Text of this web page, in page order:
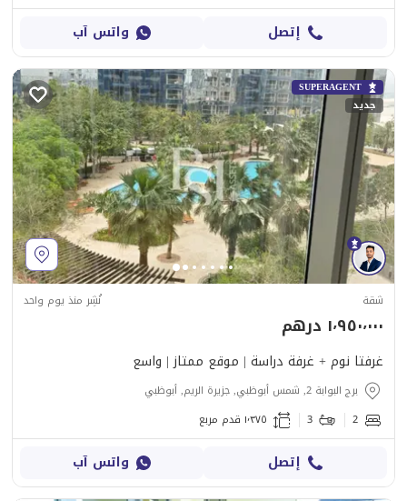
إتصل واتس آب
SUPERAGENT
جديد
شقة نُشِر منذ يوم واحد
١٬٩٥٠٬٠٠٠ درهم
غرفتا نوم + غرفة دراسة | موقع ممتاز | واسع
برج البوابة 2, شمس أبوظبي, جزيرة الريم, أبوظبي
2
3 ١٬٣٧٥ قدم مربع
إتصل واتس آب